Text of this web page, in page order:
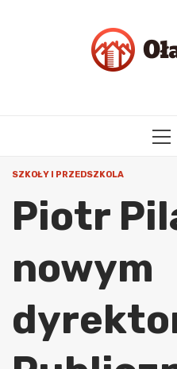
SZKOŁY I PRZEDSZKOLA
Piotr
nowym